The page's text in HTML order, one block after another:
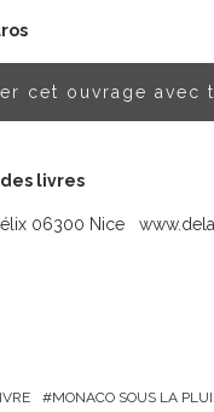
cet ouvrage avec
des livres
06300 Nice
MONACO SOUS LA